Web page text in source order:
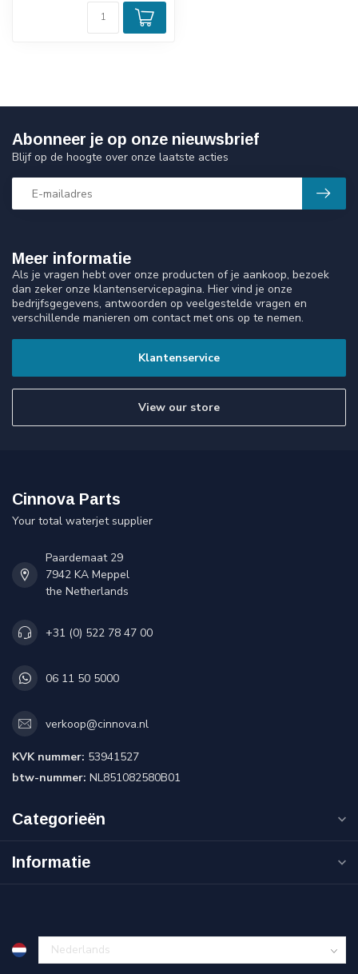
Meer informatie
Als je vragen hebt over onze producten of je aankoop, bezoek
dan zeker onze klantenservicepagina. Hier vind je onze
bedrijfsgegevens, antwoorden op veelgestelde vragen en
verschillende manieren om contact met ons op te nemen.
Klantenservice
View our store
Abonneer je op onze nieuwsbrief
Blijf op de hoogte over onze laatste acties
Cinnova Parts
Your total waterjet supplier
Paardemaat 29
7942 KA Meppel
the Netherlands
+31 (0) 522 78 47 00
06 11 50 5000
verkoop@cinnova.nl
KVK nummer: 53941527
btw-nummer: NL851082580B01
Categorieën
Informatie